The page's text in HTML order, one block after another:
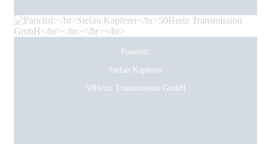
Panelist:
Stefan Kapferer
50Hertz Transmission GmbH